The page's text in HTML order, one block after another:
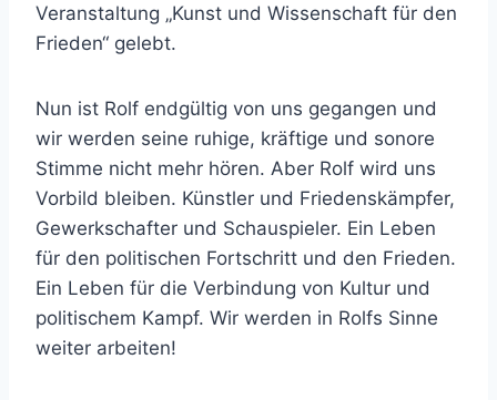
Veranstaltung „Kunst und Wissenschaft für den
Frieden“ gelebt.
Nun ist Rolf endgültig von uns gegangen und
wir werden seine ruhige, kräftige und sonore
Stimme nicht mehr hören. Aber Rolf wird uns
Vorbild bleiben. Künstler und Friedenskämpfer,
Gewerkschafter und Schauspieler. Ein Leben
für den politischen Fortschritt und den Frieden.
Ein Leben für die Verbindung von Kultur und
politischem Kampf. Wir werden in Rolfs Sinne
weiter arbeiten!